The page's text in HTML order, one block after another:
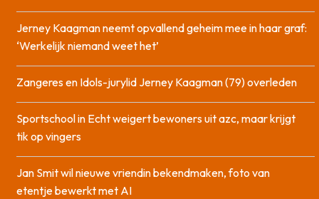
Jerney Kaagman neemt opvallend geheim mee in haar graf:
‘Werkelijk niemand weet het’
Zangeres en Idols-jurylid Jerney Kaagman (79) overleden
Sportschool in Echt weigert bewoners uit azc, maar krijgt
tik op vingers
Jan Smit wil nieuwe vriendin bekendmaken, foto van
etentje bewerkt met AI